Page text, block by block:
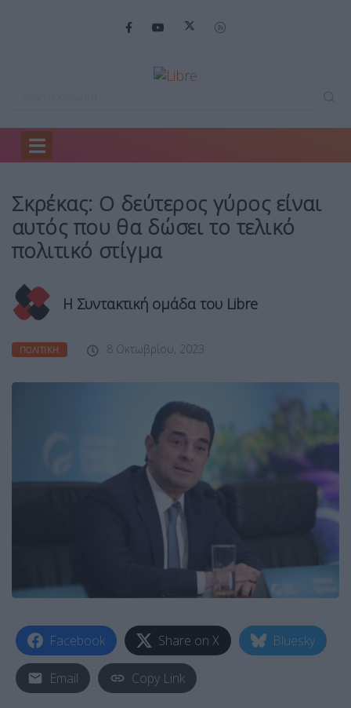
Home
Σκρέκας: Ο δεύτερος γύρος είναι
αυτός που θα δώσει το τελικό
πολιτικό στίγμα
Η Συντακτική ομάδα του Libre
ΠΟΛΙΤΙΚΉ 8 Οκτωβρίου, 2023
Facebook Share on X Bluesky
Email Copy Link